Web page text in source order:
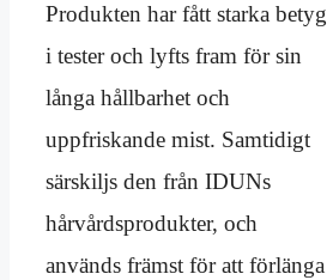
Produkten har fått starka betyg
i tester och lyfts fram för sin
långa hållbarhet och
uppfriskande mist. Samtidigt
särskiljs den från IDUNs
hårvårdsprodukter, och
används främst för att förlänga